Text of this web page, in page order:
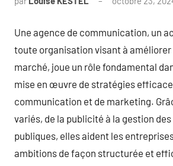
Une agence de communication, un
toute organisation visant à améliorer
marché, joue un rôle fondamental
mise en œuvre de stratégies
communication et de marketing.
variés, de la publicité à la gestion
publiques, elles aident les
ambitions de façon structurée et